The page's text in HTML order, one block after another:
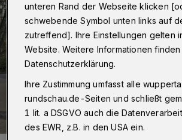
unteren Rand der Webseite klicken
schwebende Symbol unten links auf
zutreffend]. Ihre Einstellungen gelten
Website. Weitere Informationen
Datenschutzerklärung.
Ihre Zustimmung umfasst alle
rundschau.de-Seiten und schließt
1 lit. a DSGVO auch die
des EWR, z.B. in den USA ein.